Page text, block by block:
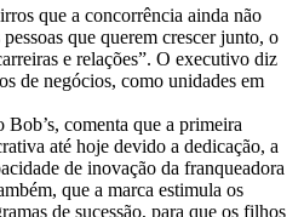
que a concorrência ainda não
que querem crescer junto, o
e relações”. O executivo diz
de negócios, como unidades em
comenta que a primeira
até hoje devido a dedicação, a
de inovação da franqueadora
que a marca estimula os
de sucessão, para que os filhos